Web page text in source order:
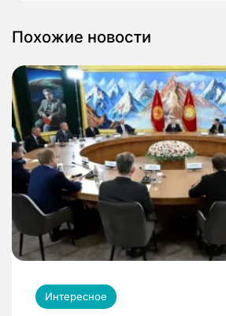
Похожие новости
Интересное